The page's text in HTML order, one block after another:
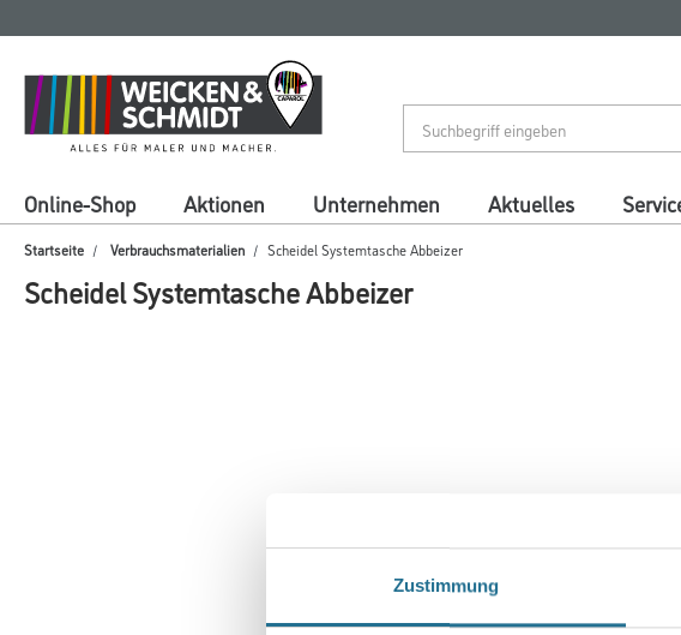
Zustimmung
springen
springen
Online-Shop Aktionen Unternehmen Aktuelles
Startseite Verbrauchsmaterialien Scheidel Systemtasche Abbeizer
Scheidel Systemtasche Abbeizer